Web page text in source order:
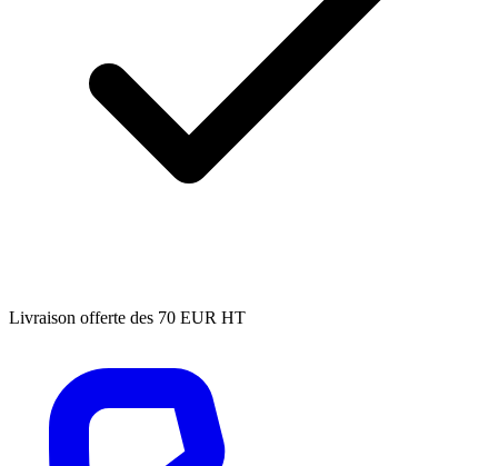
Livraison offerte des 70 EUR HT